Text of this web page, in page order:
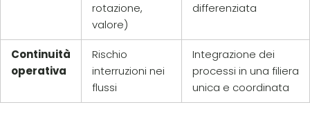
rotazione,
valore)
differenziata
Continuità
operativa
Rischio
interruzioni nei
flussi
Integrazione dei
processi in una filiera
unica e coordinata